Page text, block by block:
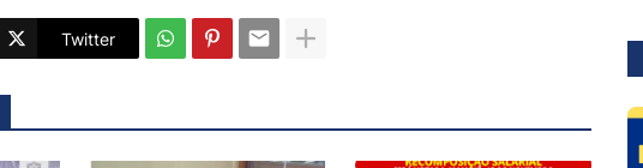
Twitter